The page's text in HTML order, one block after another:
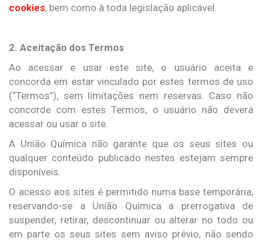
cookies, bem como à toda legislação aplicável.
2. Aceitação dos Termos
Ao acessar e usar este site, o usuário aceita e
concorda em estar vinculado por estes termos de uso
(“Termos”), sem limitações nem reservas. Caso não
concorde com estes Termos, o usuário não deverá
acessar ou usar o site.
A União Química não garante que os seus sites ou
qualquer conteúdo publicado nestes estejam sempre
disponíveis.
O acesso aos sites é permitido numa base temporária,
reservando-se a União Química a prerrogativa de
suspender, retirar, descontinuar ou alterar no todo ou
em parte os seus sites sem aviso prévio, não sendo